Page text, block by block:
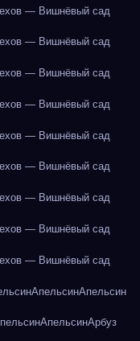
— Вишнёвый сад
— Вишнёвый сад
— Вишнёвый сад
— Вишнёвый сад
— Вишнёвый сад
— Вишнёвый сад
— Вишнёвый сад
— Вишнёвый сад
— Вишнёвый сад
АпельсинАпельсин
АпельсинАрбуз